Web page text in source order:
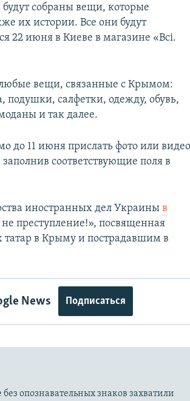
собраны вещи, которые
их истории. Все они будут
22 июня в Киеве в магазине «Всі.
любые вещи, связанные с Крымом:
салфетки, одежду, обувь,
и так далее.
до 11 июня прислать фото или видео
соответствующие поля в
иностранных дел Украиныв
не преступление!», посвященная
татар в Крыму и пострадавшим в
News Подписаться
опознавательных знаков захватили